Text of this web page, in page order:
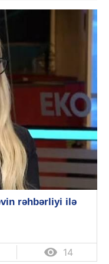
rəhbərliyi ilə
 14